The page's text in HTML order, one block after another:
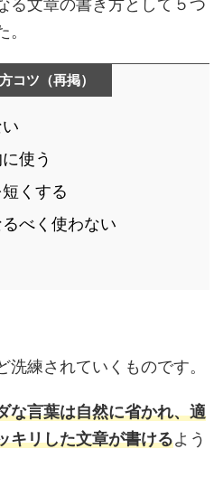
る文章の書き方として５つ
コツ（再掲）
使う
くする
べく使わない
練されていくものです。
な言葉は自然に省かれ、適
キリした文章が書けるよう